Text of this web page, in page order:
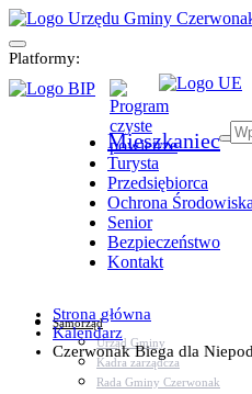
Platformy:
Mieszkaniec
Turysta
Przedsiębiorca
Ochrona Środowiska
Senior
Bezpieczeństwo
Kontakt
Samorząd
Urząd Gminy
Kadra zarządcza
Rada Gminy Czerwonak
Strona główna
Kalendarz
Czerwonak Biega dla